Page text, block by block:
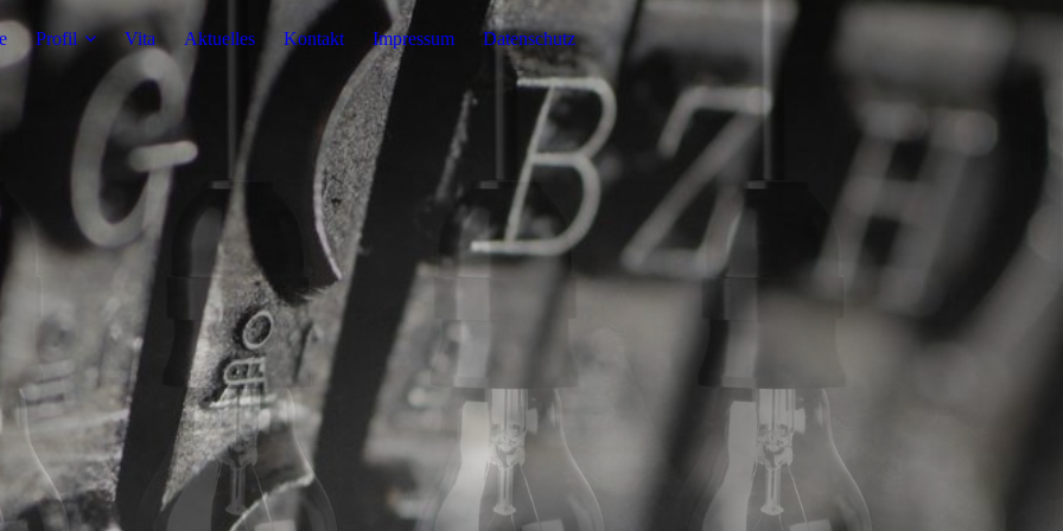
Profil Vita Aktuelles Kontakt Impressum Datenschutz